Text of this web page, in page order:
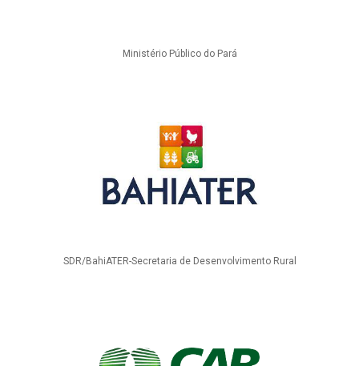
Ministério Público do Pará
SDR/BahiATER-Secretaria de Desenvolvimento Rural